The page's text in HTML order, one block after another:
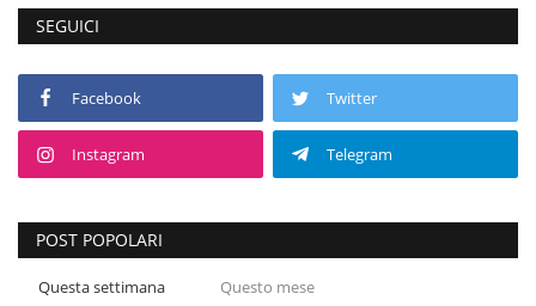
Recensioni
Contatti
Galleria
Shop
SEGUICI
Facebook Twitter
Instagram Telegram
POST POPOLARI
Questa settimana Questo mese